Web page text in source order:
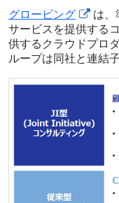
グロービング
は、
サービスを提供する
供するクラウドプロ
ループは同社と連結